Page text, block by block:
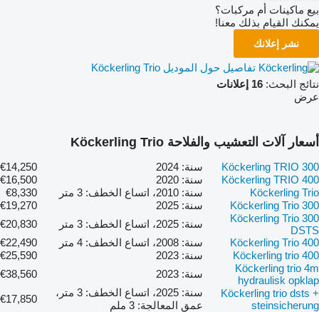
بيع ماكينات أم مركبات؟
يمكنك القيام بذلك معنا!
نشر إعلانك
تفاصيل حول الموديل Köckerling Trio
نتائج البحث: 16 إعلانات
عرض
أسعار آلات التعشيب والفلاحة Köckerling Trio
Köckerling TRIO 300 سنة: 2024
€14,250
Köckerling TRIO 400
سنة: 2020
€16,500
Köckerling Trio
سنة: 2010، اتساع الخطف: 3 متر
€8,330
Köckerling Trio 300
سنة: 2025
€19,270
Köckerling Trio 300
DSTS
سنة: 2025، اتساع الخطف: 3 متر
€20,830
Köckerling Trio 400
سنة: 2008، اتساع الخطف: 4 متر
€22,490
Köckerling trio 400
سنة: 2023
€25,590
Köckerling trio 4m
hydraulisk opklap
سنة: 2023
€38,560
Köckerling trio dsts +
steinsicherung
سنة: 2025، اتساع الخطف: 3 متر،
عمق المعالجة: 3 ملم
€17,850